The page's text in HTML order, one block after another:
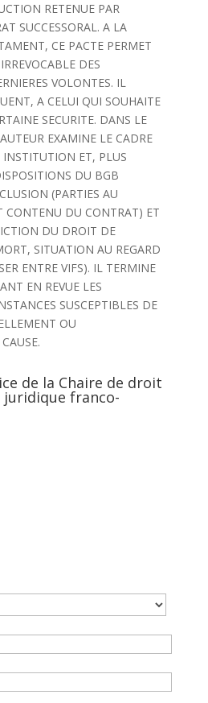
RETENUE PAR
SUCCESSORAL. A LA
CE PACTE PERMET
DES
VOLONTES. IL
A CELUI QUI SOUHAITE
SECURITE. DANS LE
EXAMINE LE CADRE
INSTITUTION ET, PLUS
DU BGB
(PARTIES AU
CONTENU DU CONTRAT) ET
DU DROIT DE
SITUATION AU REGARD
ENTRE VIFS). IL TERMINE
EN REVUE LES
SUSCEPTIBLES DE
OU
de la Chaire de droit
franco-